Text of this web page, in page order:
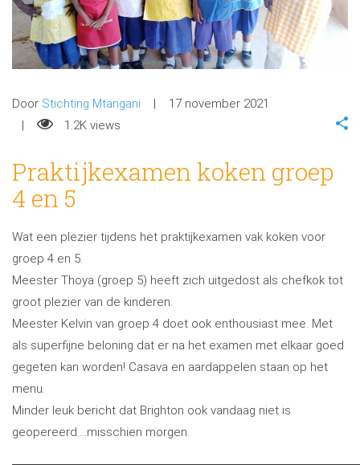
Door Stichting Mtangani
17 november 2021
1.2K views
Praktijkexamen koken groep
4 en 5
Wat een plezier tijdens het praktijkexamen vak koken voor
groep 4 en 5.
Meester Thoya (groep 5) heeft zich uitgedost als chefkok tot
groot plezier van de kinderen.
Meester Kelvin van groep 4 doet ook enthousiast mee. Met
als superfijne beloning dat er na het examen met elkaar goed
gegeten kan worden! Casava en aardappelen staan op het
menu.
Minder leuk bericht dat Brighton ook vandaag niet is
geopereerd….misschien morgen.